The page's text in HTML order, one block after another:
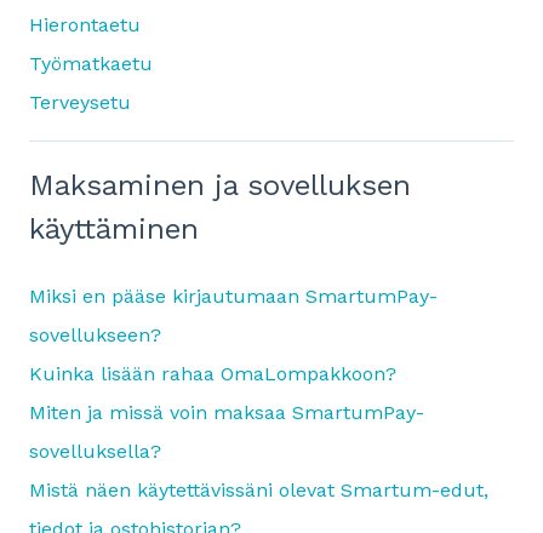
Hierontaetu
Työmatkaetu
Terveysetu
Maksaminen ja sovelluksen
käyttäminen
Miksi en pääse kirjautumaan SmartumPay-
sovellukseen?
Kuinka lisään rahaa OmaLompakkoon?
Miten ja missä voin maksaa SmartumPay-
sovelluksella?
Mistä näen käytettävissäni olevat Smartum-edut,